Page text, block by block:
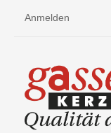
Anmelden